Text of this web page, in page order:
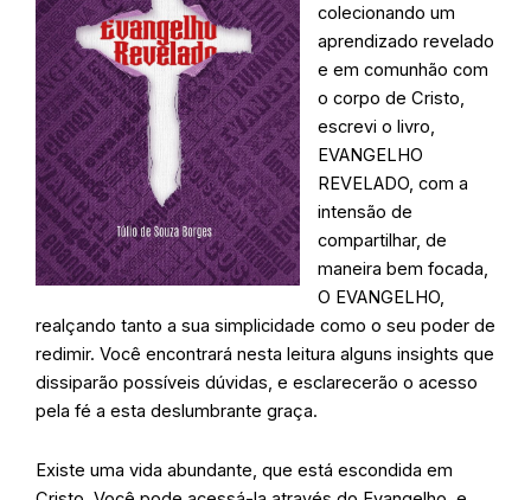
colecionando um
aprendizado revelado
e em comunhão com
o corpo de Cristo,
escrevi o livro,
EVANGELHO
REVELADO, com a
intensão de
compartilhar, de
maneira bem focada,
O EVANGELHO,
realçando tanto a sua simplicidade como o seu poder de
redimir. Você encontrará nesta leitura alguns insights que
dissiparão possíveis dúvidas, e esclarecerão o acesso
pela fé a esta deslumbrante graça.
Existe uma vida abundante, que está escondida em